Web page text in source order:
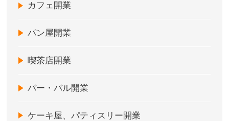
カフェ開業
パン屋開業
喫茶店開業
バー・バル開業
ケーキ屋、パティスリー開業